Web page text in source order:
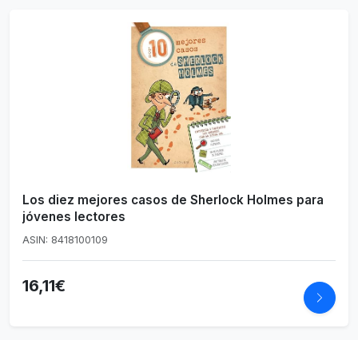
Los diez mejores casos de Sherlock Holmes para
jóvenes lectores
ASIN: 8418100109
16,11€